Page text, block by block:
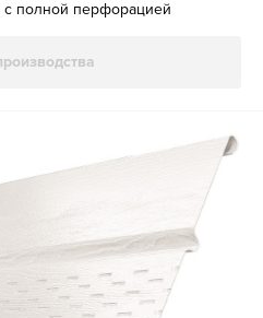
полной перфорацией